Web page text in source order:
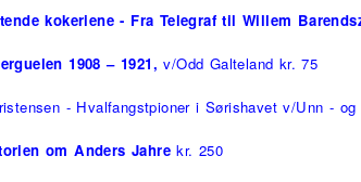
kokeriene - Fra Telegraf til Willem
1908 – 1921,v/Odd Galteland kr. 75
- Hvalfangstpioner i Sørishavet v/Unn -
om Anders Jahre kr. 250